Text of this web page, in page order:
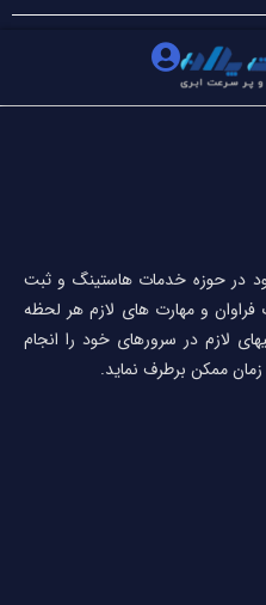
1385 فعالیت خود در حوزه خدمات هاستینگ و ثبت
فراوان و مهارت های لازم هر لحظه
لازم در سرورهای خود را انجام
ممکن برطرف نماید.